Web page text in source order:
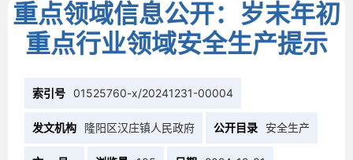
重点领域信息公开：岁末年初
重点行业领域安全生产提示
索引号 01525760-x/20241231-00004
发文机构 隆阳区汉庄镇人民政府 公开目录 安全生产